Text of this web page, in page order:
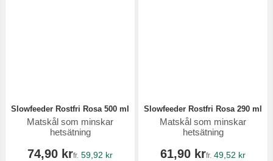
Slowfeeder Rostfri Rosa 500 ml
Matskål som minskar
hetsätning
74,90 krfr. 59,92 kr
Slowfeeder Rostfri Rosa 290 ml
Matskål som minskar
hetsätning
61,90 krfr. 49,52 kr